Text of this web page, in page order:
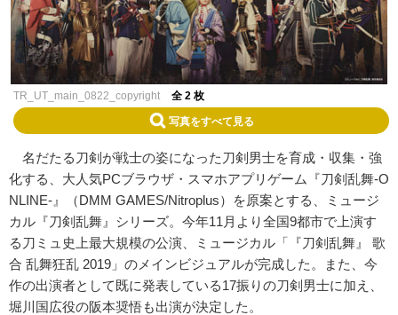
TR_UT_main_0822_copyright 全 2 枚
写真をすべて見る
名だたる刀剣が戦士の姿になった刀剣男士を育成・収集・強
化する、大人気PCブラウザ・スマホアプリゲーム『刀剣乱舞-O
NLINE-』（DMM GAMES/Nitroplus）を原案とする、ミュージ
カル『刀剣乱舞』シリーズ。今年11月より全国9都市で上演す
る刀ミュ史上最大規模の公演、ミュージカル「『刀剣乱舞』 歌
合 乱舞狂乱 2019」のメインビジュアルが完成した。また、今
作の出演者として既に発表している17振りの刀剣男士に加え、
堀川国広役の阪本奨悟も出演が決定した。